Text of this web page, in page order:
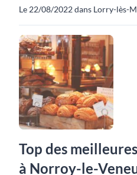
Le 22/08/2022 dans Lorry-lès-
Top des
à Norroy-le-